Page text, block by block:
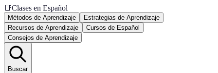
📑Clases en Español
Métodos de Aprendizaje
Estrategias de Aprendizaje
Recursos de Aprendizaje
Cursos de Español
Consejos de Aprendizaje
Buscar